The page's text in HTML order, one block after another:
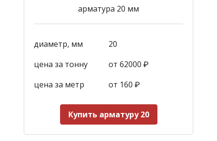
арматура 20 мм
диаметр, мм
20
цена за тонну
от 62000 ₽
цена за метр
от 160 ₽
Купить арматуру 20